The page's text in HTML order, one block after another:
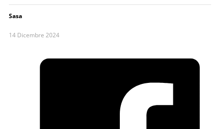
Sasa
14 Dicembre 2024